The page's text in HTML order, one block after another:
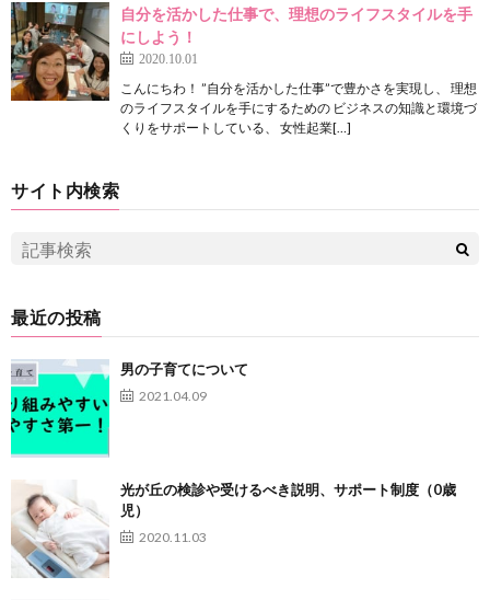
自分を活かした仕事で、理想のライフスタイルを手
にしよう！
2020.10.01
こんにちわ！ ”自分を活かした仕事”で豊かさを実現し、 理想
のライフスタイルを手にするための ビジネスの知識と環境づ
くりをサポートしている、 女性起業[…]
サイト内検索
最近の投稿
男の子育てについて
2021.04.09
光が丘の検診や受けるべき説明、サポート制度（0歳
児）
2020.11.03